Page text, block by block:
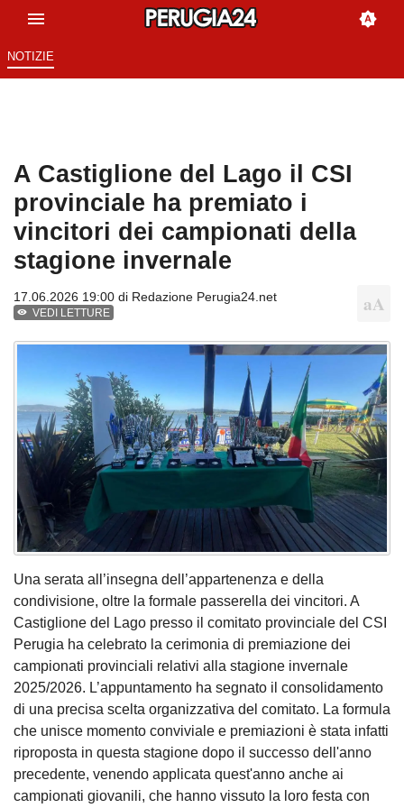
NOTIZIE
A Castiglione del Lago il CSI
provinciale ha premiato i
vincitori dei campionati della
stagione invernale
17.06.2026 19:00 di Redazione Perugia24.net
VEDI LETTURE
Una serata all’insegna dell’appartenenza e della
condivisione, oltre la formale passerella dei vincitori. A
Castiglione del Lago presso il comitato provinciale del CSI
Perugia ha celebrato la cerimonia di premiazione dei
campionati provinciali relativi alla stagione invernale
2025/2026. L’appuntamento ha segnato il consolidamento
di una precisa scelta organizzativa del comitato. La formula
che unisce momento conviviale e premiazioni è stata infatti
riproposta in questa stagione dopo il successo dell'anno
precedente, venendo applicata quest'anno anche ai
campionati giovanili, che hanno vissuto la loro festa con